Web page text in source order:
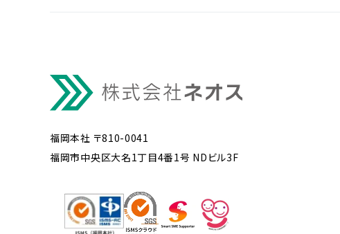
福岡本社 〒810-0041
福岡市中央区大名1丁目4番1号 NDビル3F